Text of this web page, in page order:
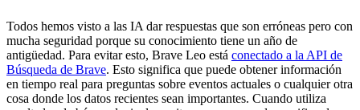
Todos hemos visto a las IA dar respuestas que son erróneas pero con
mucha seguridad porque su conocimiento tiene un año de
antigüedad. Para evitar esto, Brave Leo está conectado a la API de
Búsqueda de Brave. Esto significa que puede obtener información
en tiempo real para preguntas sobre eventos actuales o cualquier otra
cosa donde los datos recientes sean importantes. Cuando utiliza